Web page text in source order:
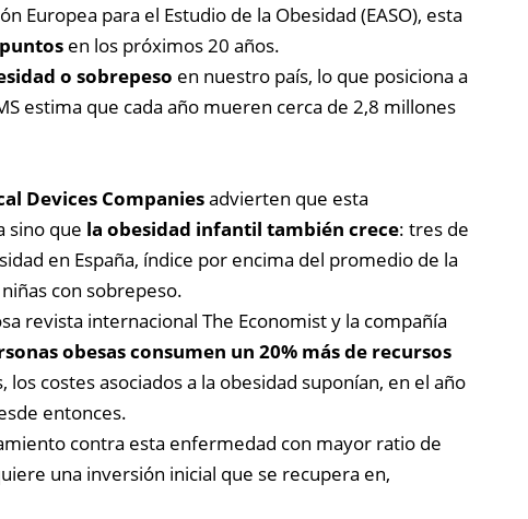
Europea para el Estudio de la Obesidad (EASO), esta
en los próximos 20 años.
o sobrepeso en nuestro país, lo que posiciona a
estima que cada año mueren cerca de 2,8 millones
Devices Companiesadvierten que esta
sino que la obesidad infantil también crece: tres de
en España, índice por encima del promedio de la
con sobrepeso.
revista internacional The Economist y la compañía
obesas consumen un 20% más de recursos
costes asociados a la obesidad suponían, en el año
entonces.
contra esta enfermedad con mayor ratio de
una inversión inicial que se recupera en,